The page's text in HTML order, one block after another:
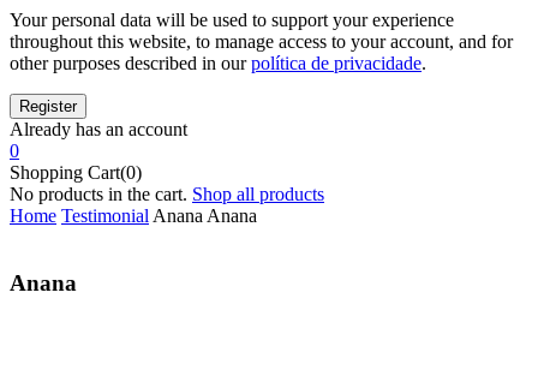
Your personal data will be used to support your experience
throughout this website, to manage access to your account, and for
other purposes described in ourpolítica de privacidade.
Already has an account
0
Shopping Cart(0)
No products in the cart. Shop all products
Home Testimonial Anana Anana
Anana